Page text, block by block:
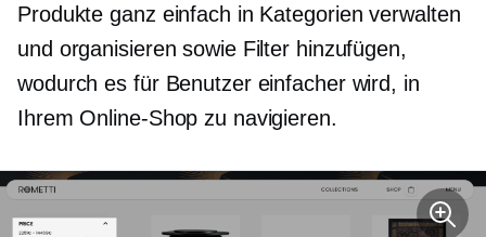
Produkte ganz einfach in Kategorien verwalten
und organisieren sowie Filter hinzufügen,
wodurch es für Benutzer einfacher wird, in
Ihrem Online-Shop zu navigieren.